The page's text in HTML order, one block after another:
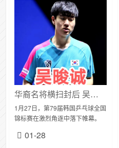
华裔名将横扫封后 吴晙诚男单登顶 林钟勋申裕斌混双登顶 韩乒全锦赛上演巅峰对决
1月27日，第79届韩国乒乓球全国
锦标赛在激烈角逐中落下帷幕。
战，国家队主力与新秀悉数登
01-28